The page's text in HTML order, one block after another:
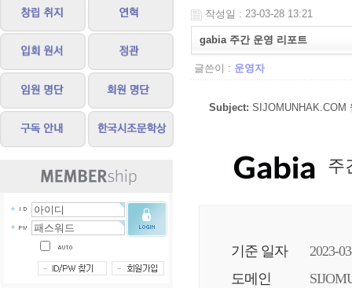
작성일 : 23-03-28 13:21
gabia 주간 운영 리포트
글쓴이 : 운영자
Subject: SIJOMUNHAK.COM
주
기준 일자
2023-
도메인